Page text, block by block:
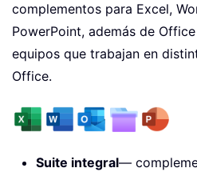
complementos para Excel,
PowerPoint, además de
equipos que trabajan en
Office.
Suite integral—